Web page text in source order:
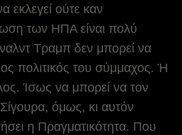
εκλεγεί ούτε καν
των ΗΠΑ είναι πολύ
Τραμπ δεν μπορεί να
πολιτικός του σύμμαχος. Ή
Ίσως να μπορεί να τον
όμως, κι αυτόν
η Πραγματικότητα. Που